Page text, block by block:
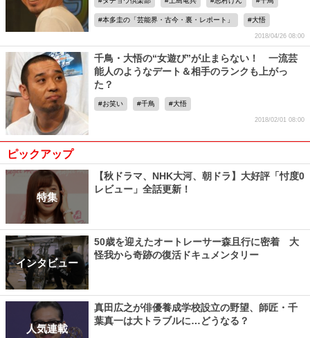
本多圭の「芸能界・古今・裏・レポート」 大悟
2018/04/26 08:00
千鳥・大悟の“女遊び”が止まらない！ 一流芸
能人のようなデート＆相手のランクも上がっ
た？
お笑い 千鳥 大悟
2018/02/01 08:00
ピックアップ
特集
【秋ドラマ、NHK大河、朝ドラ】大好評「忖度0
レビュー」全話更新！
インタビュー
50歳を迎えたオートレーサー森且行に密着 大
怪我から奇跡の復活ドキュメンタリー
人気連載
真田広之が俳優養成学校設立の野望、師匠・千
葉真一は大トラブルに…どうなる？